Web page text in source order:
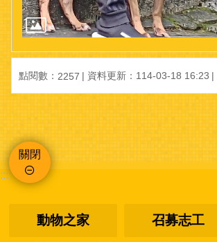
點閱數： 2257 資料更新：114-03-18 16:23
關閉
:::
動物之家 召募志工